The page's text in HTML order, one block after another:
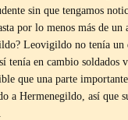
sin que tengamos
por lo menos más de un
Leovigildo no tenía un
tenía en cambio soldados
que una parte
a Hermenegildo, así que